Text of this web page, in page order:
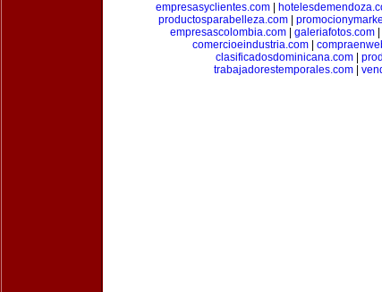
empresasyclientes.com
productosparabelleza.com
empresascolombia.com
galeriafotos.com
comercioeindustria.com|
clasificadosdominicana.com
trabajadorestemporales.com